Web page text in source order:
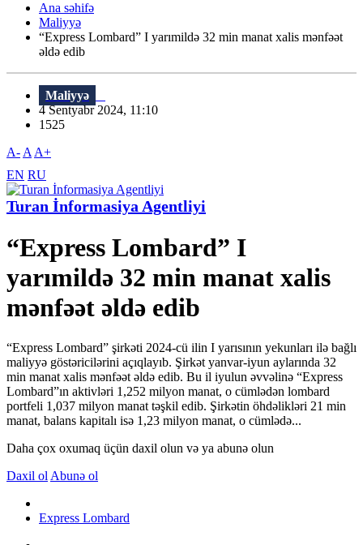
Ana səhifə
Maliyyə
“Express Lombard” I yarımildə 32 min manat xalis mənfəət
əldə edib
Maliyyə
4 Sentyabr 2024, 11:10
1525
A- A A+
EN RU
Turan İnformasiya Agentliyi
“Express Lombard” I
yarımildə 32 min manat xalis
mənfəət əldə edib
“Express Lombard” şirkəti 2024-cü ilin I yarısının yekunları ilə bağlı
maliyyə göstəricilərini açıqlayıb. Şirkət yanvar-iyun aylarında 32
min manat xalis mənfəət əldə edib. Bu il iyulun əvvəlinə “Express
Lombard”ın aktivləri 1,252 milyon manat, o cümlədən lombard
portfeli 1,037 milyon manat təşkil edib. Şirkətin öhdəlikləri 21 min
manat, balans kapitalı isə 1,23 milyon manat, o cümlədə...
Daha çox oxumaq üçün daxil olun və ya abunə olun
Daxil ol Abunə ol
Express Lombard